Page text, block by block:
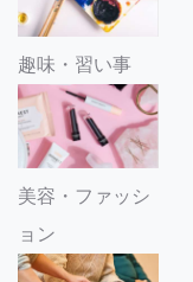
趣味・習い事
美容・ファッシ
ョン